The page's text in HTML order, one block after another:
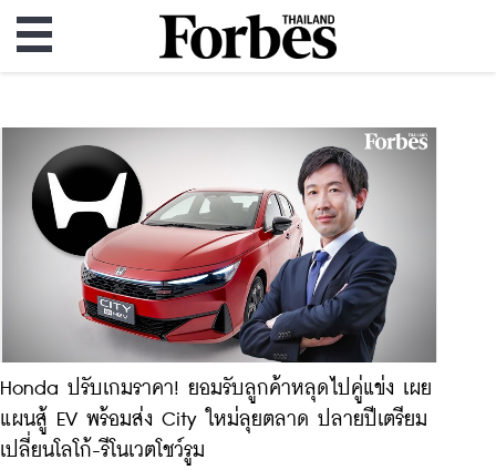
Honda ปรับเกมราคา! ยอมรับลูกค้าหลุดไปคู่แข่ง เผย
แผนสู้ EV พร้อมส่ง City ใหม่ลุยตลาด ปลายปีเตรียม
เปลี่ยนโลโก้-รีโนเวตโชว์รูม